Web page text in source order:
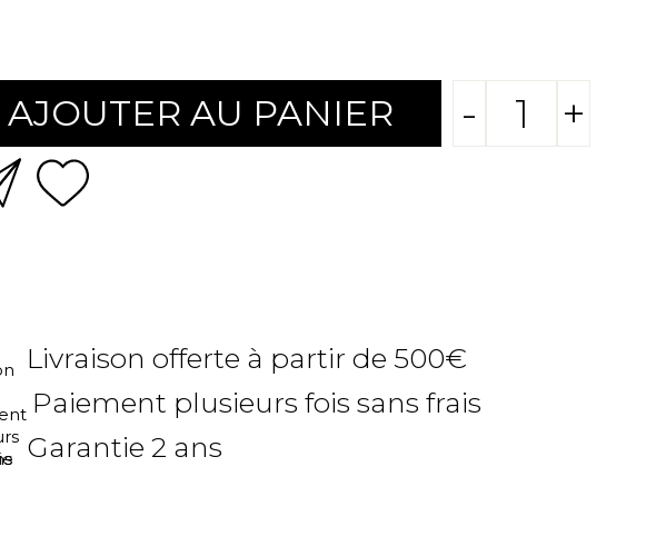
AJOUTER AU PANIER - +
Livraison offerte à partir de 500€
Paiement plusieurs fois sans frais
Garantie 2 ans